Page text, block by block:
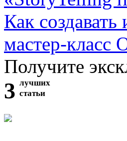
Как создавать
мастер-
Получите
3 лучших
статьи